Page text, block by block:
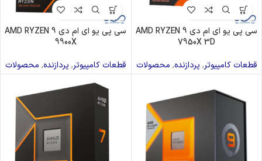
سی پی یو ای ام دی AMD RYZEN 9
7950X 3D
قطعات کامپیوتر, پردازنده, محصولات
سی پی یو ای ام دی AMD RYZEN 9
9900X
قطعات کامپیوتر, پردازنده, محصولات